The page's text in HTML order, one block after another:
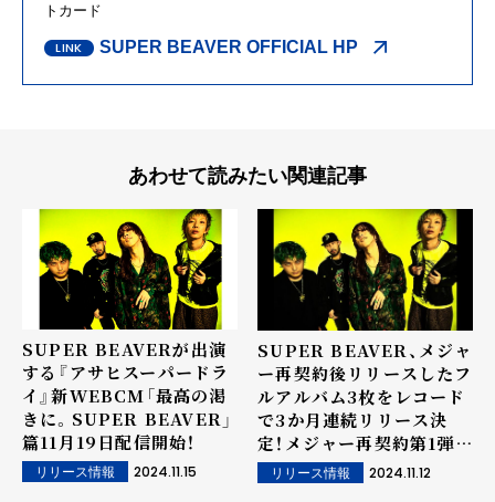
トカード
SUPER BEAVER OFFICIAL HP
あわせて読みたい関連記事
SUPER BEAVERが出演
する『アサヒスーパードラ
イ』新WEBCM「最高の渇
きに。SUPER BEAVER」
篇11月19日配信開始！
リリース情報 2024.11.15
SUPER BEAVER、メジャ
ー再契約後リリースしたフ
ルアルバム3枚をレコード
で3か月連続リリース決
定！メジャー再契約第1弾フ
ルアルバム『アイラヴユ
ー』アナログ盤は1月15日
リリース情報 2024.11.12